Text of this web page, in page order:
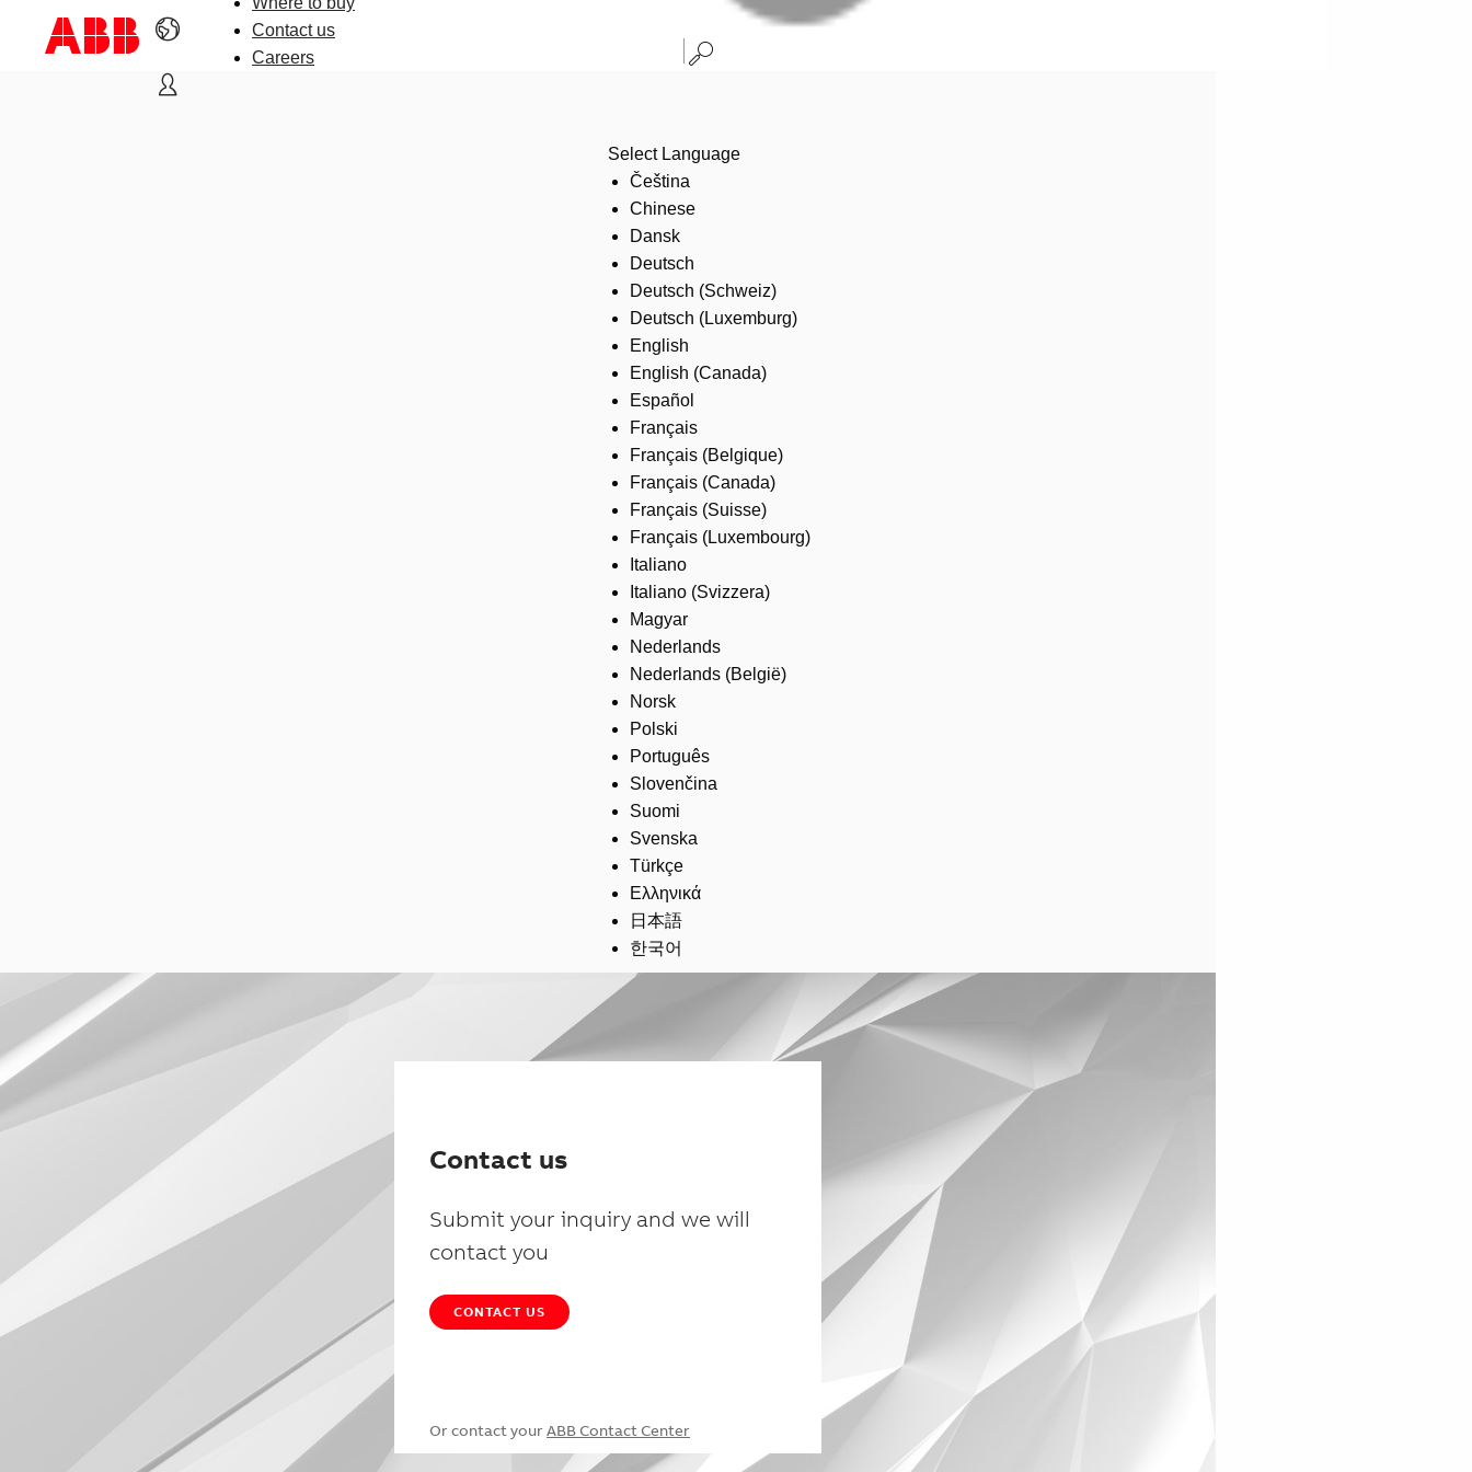
Contact us
Careers
Select Language
Čeština
Chinese
Dansk
Deutsch
Deutsch (Schweiz)
Deutsch (Luxemburg)
English
English (Canada)
Español
Français
Français (Belgique)
Français (Canada)
Français (Suisse)
Français (Luxembourg)
Italiano
Italiano (Svizzera)
Magyar
Nederlands
Nederlands (België)
Norsk
Polski
Português
Slovenčina
Suomi
Svenska
Türkçe
Ελληνικά
日本語
한국어
Contact us
Submit your inquiry and we will
contact you
CONTACT US
Or contact your ABB Contact Center